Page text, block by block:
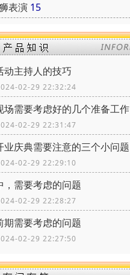
表演 15
动主持人的技巧
02-29 22:32:24
场需要考虑好的几个准备工作
02-29 22:31:47
业庆典需要注意的三个小问题
02-29 22:29:10
，需要考虑的问题
02-29 22:28:27
期需要考虑的问题
02-29 22:27:50